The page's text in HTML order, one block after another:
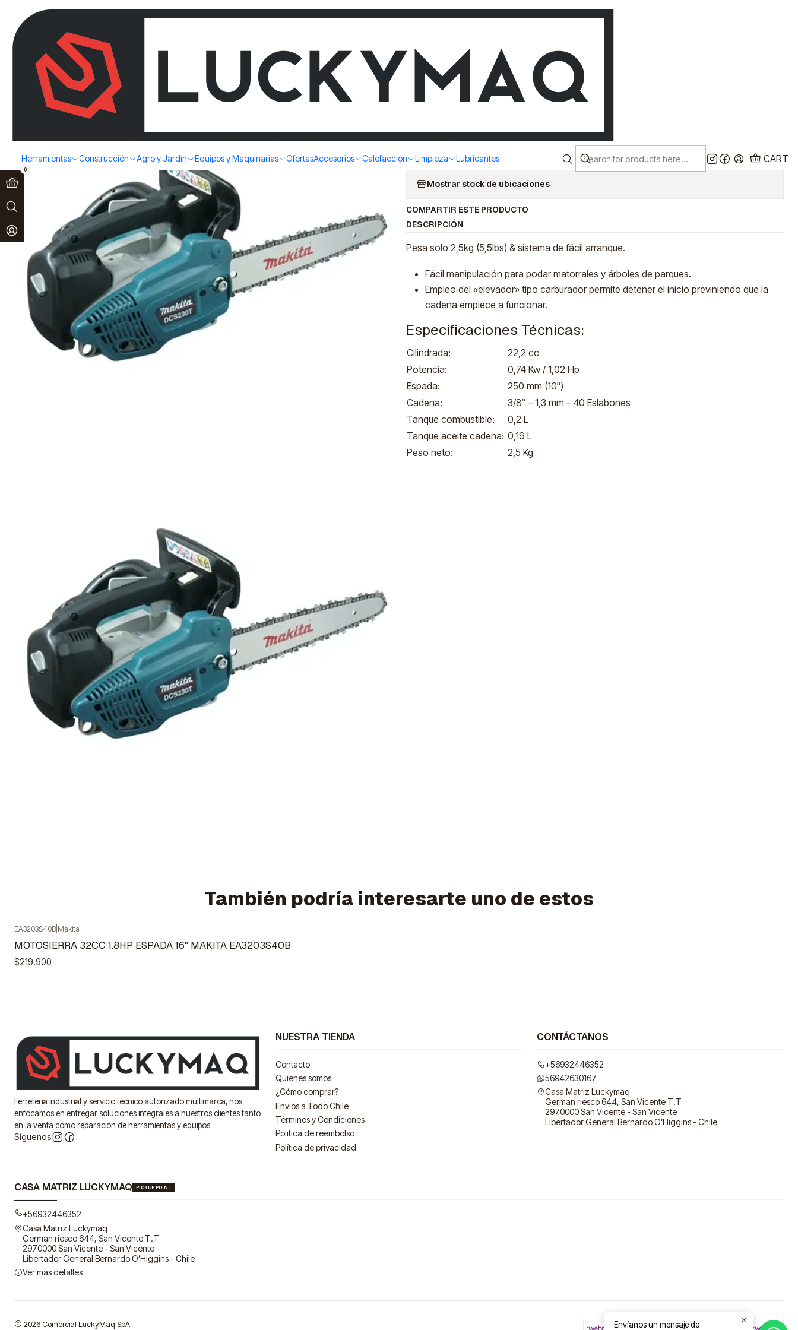
Herramientas Construcción Agro y Jardín Equipos y Maquinarias OfertasAccesorios Calefacción Limpieza Lubricantes CART
0
Paga en 3 cuotas sin interés!Ver más Despacho a todo chile!
Home
MOTOSIERRA DE PODA 22CC
1.0HP ESPADA 10" MAKITA
DCS230T
Mostrar stock de ubicaciones
COMPARTIR ESTE PRODUCTO
DESCRIPCIÓN
Pesa solo 2,5kg (5,5lbs) & sistema de fácil arranque.
Fácil manipulación para podar matorrales y árboles de parques.
Empleo del «elevador» tipo carburador permite detener el inicio previniendo que la
cadena empiece a funcionar.
Especificaciones Técnicas:
Cilindrada:
22,2 cc
Potencia:
0,74 Kw / 1,02 Hp
Espada:
250 mm (10″)
Cadena:
3/8″ – 1,3 mm – 40 Eslabones
Tanque combustible:
0,2 L
Tanque aceite cadena: 0,19 L
Peso neto:
2,5 Kg
También podría interesarte uno de estos
Agotado
EA3203S40B Makita
MOTOSIERRA 32CC 1.8HP ESPADA 16" MAKITA EA3203S40B
$219.900
Ferreteria industrial y servicio técnico autorizado multimarca, nos
enfocamos en entregar soluciones integrales a nuestros clientes tanto
en la venta como reparación de herramientas y equipos.
Síguenos
NUESTRA TIENDA
Contacto
Quienes somos
¿Cómo comprar?
Envíos a Todo Chile
Términos y Condiciones
Politica de reembolso
Política de privacidad
CONTÁCTANOS
+56932446352
56942630167
Casa Matriz Luckymaq
German riesco 644, San Vicente T.T
2970000 San Vicente - San Vicente
Libertador General Bernardo O’Higgins - Chile
CASA MATRIZ LUCKYMAQ PICKUP POINT
+56932446352
Casa Matriz Luckymaq
German riesco 644, San Vicente T.T
2970000 San Vicente - San Vicente
Libertador General Bernardo O’Higgins - Chile
Ver más detalles
2026 Comercial LuckyMaq SpA. Envíanos un mensaje de